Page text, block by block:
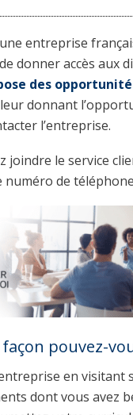
entreprise
donner accès aux
des
donnant
l’entreprise.
joindre le service
numéro de
façon pouvez-
en visitant
dont vous avez